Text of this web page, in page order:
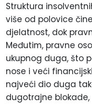
Struktura
više od polovice
djelatnost, dok
Međutim, pravne
ukupnog duga, što
nose i veći
najveći dio duga
dugotrajne